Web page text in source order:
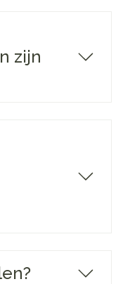
zijn